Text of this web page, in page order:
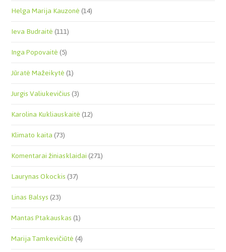
Helga Marija Kauzonė(14)
Ieva Budraitė(111)
Inga Popovaitė(5)
Jūratė Mažeikytė(1)
Jurgis Valiukevičius(3)
Karolina Kukliauskaitė(12)
Klimato kaita(73)
Komentarai žiniasklaidai(271)
Laurynas Okockis(37)
Linas Balsys(23)
Mantas Ptakauskas(1)
Marija Tamkevičiūtė(4)